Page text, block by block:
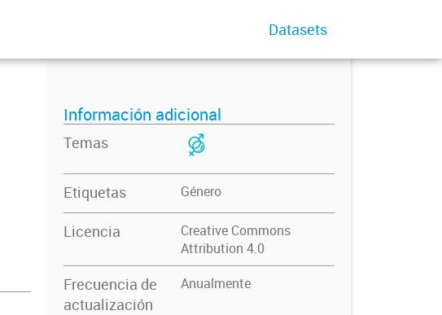
Datasets
Información adicional
Temas
Etiquetas Género
Licencia
Creative Commons
Attribution 4.0
Frecuencia de
actualización
Anualmente